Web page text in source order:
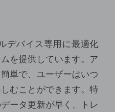
デバイス専用に最適化
を提供しています。ア
単で、ユーザーはいつ
むことができます。特
ータ更新が早く、トレ